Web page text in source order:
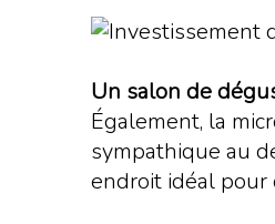
Un salon de
Également, la
sympathique au
endroit idéal pour